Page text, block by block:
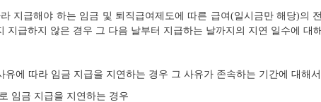
지급해야 하는 임금 및 퇴직급여제도에 따른 급여(일시금만 해당)의
지급하지 않은 경우 그 다음 날부터 지급하는 날까지의 지연 일수에 대
에 따라 임금 지급을 지연하는 경우 그 사유가 존속하는 기간에 대해
임금 지급을 지연하는 경우